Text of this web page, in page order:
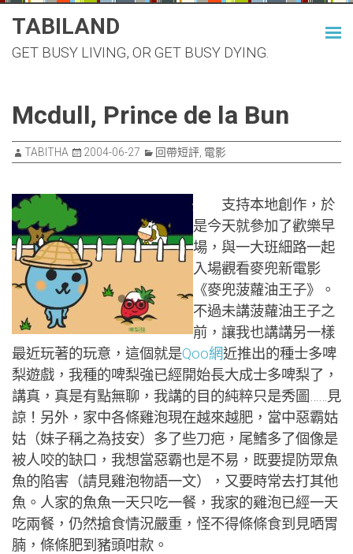
content
TABILAND
GET BUSY LIVING, OR GET BUSY DYING.
Mcdull, Prince de la Bun
TABITHA 2004-06-27 回帶短評 電影
支持本地創作，於
是今天就參加了歡樂早
場，與一大班細路一起
入場觀看麥兜新電影
《麥兜菠蘿油王子》。
不過未講菠蘿油王子之
前，讓我也講講另一樣
最近玩著的玩意，這個就是Qoo網近推出的種士多啤
梨遊戲，我種的啤梨強已經開始長大成士多啤梨了，
講真，真是有點無聊，我講的目的純粹只是秀圖……見
諒！另外，家中各條雞泡現在越來越肥，當中惡霸姑
姑（妹子稱之為技安）多了些刀疤，尾鰭多了個像是
被人咬的缺口，我想當惡霸也是不易，既要提防眾魚
魚的陷害（請見雞泡物語一文），又要時常去打其他
魚。人家的魚魚一天只吃一餐，我家的雞泡已經一天
吃兩餐，仍然搶食情況嚴重，怪不得條條食到見晒胃
腩，條條肥到豬頭咁款。